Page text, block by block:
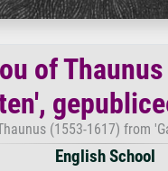
of
(1553-1617) from
English School